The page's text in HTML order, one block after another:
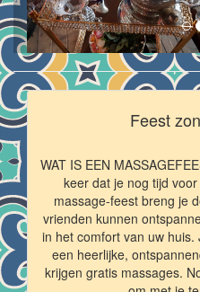
Feest
WAT IS EEN
keer dat je nog tijd
massage-feest breng je
vrienden kunnen
in het comfort van uw
een heerlijke,
krijgen gratis massages.